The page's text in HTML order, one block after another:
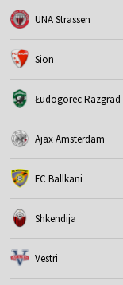
UNA Strassen
Sion
Łudogorec Razgrad
Ajax Amsterdam
FC Ballkani
Shkendija
Vestri